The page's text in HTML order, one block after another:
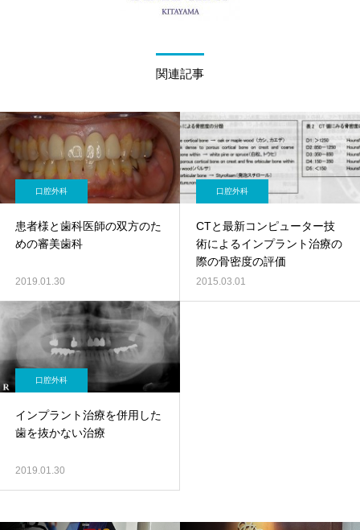
関連記事
口腔外科
患者様と歯科医師の双方のた
めの審美歯科
2019.01.30
口腔外科
CTと最新コンピューター技
術によるインプラント治療の
際の骨密度の評価
2015.03.01
口腔外科
インプラント治療を併用した
歯を抜かない治療
2019.01.30